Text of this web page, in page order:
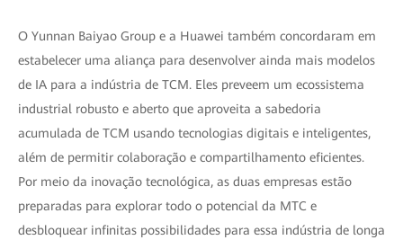
O Yunnan Baiyao Group e a Huawei também concordaram em
estabelecer uma aliança para desenvolver ainda mais modelos
de IA para a indústria de TCM. Eles preveem um ecossistema
industrial robusto e aberto que aproveita a sabedoria
acumulada de TCM usando tecnologias digitais e inteligentes,
além de permitir colaboração e compartilhamento eficientes.
Por meio da inovação tecnológica, as duas empresas estão
preparadas para explorar todo o potencial da MTC e
desbloquear infinitas possibilidades para essa indústria de longa